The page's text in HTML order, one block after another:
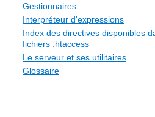
Gestionnaires
Interpréteur d'expressions
Index des directives disponibles
fichiers .htaccess
Le serveur et ses utilitaires
Glossaire